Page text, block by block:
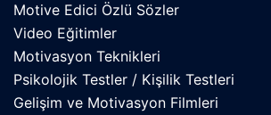
Motive Edici Özlü Sözler
Video Eğitimler
Motivasyon Teknikleri
Psikolojik Testler / Kişilik Testleri
Gelişim ve Motivasyon Filmleri